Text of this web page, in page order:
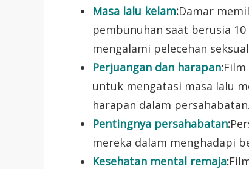
Masa lalu kelam:Damar
pembunuhan saat berusia
mengalami pelecehan
Perjuangan dan harapan:
untuk mengatasi masa lalu
harapan dalam persahabatan.
Pentingnya persahabatan:
mereka dalam menghadapi
Kesehatan mental remaja: